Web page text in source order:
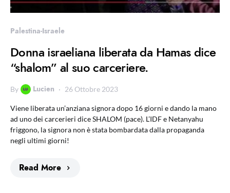
Palestina-Israele
Donna israeliana liberata da Hamas dice
“shalom” al suo carceriere.
By Lucien 26 Ottobre 2023
Viene liberata un’anziana signora dopo 16 giorni e dando la mano
ad uno dei carcerieri dice SHALOM (pace). L’IDF e Netanyahu
friggono, la signora non è stata bombardata dalla propaganda
negli ultimi giorni!
Read More